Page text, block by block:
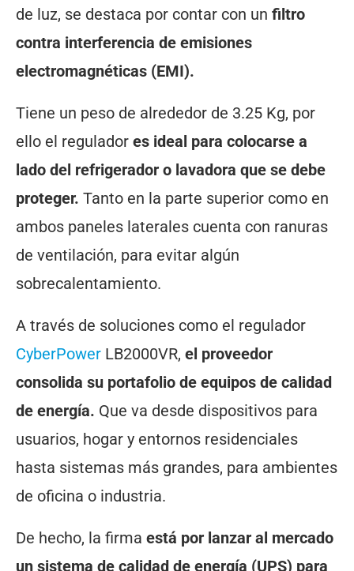
de luz, se destaca por contar con un filtro
contra interferencia de emisiones
electromagnéticas (EMI).
Tiene un peso de alrededor de 3.25 Kg, por
ello el regulador es ideal para colocarse a
lado del refrigerador o lavadora que se debe
proteger. Tanto en la parte superior como en
ambos paneles laterales cuenta con ranuras
de ventilación, para evitar algún
sobrecalentamiento.
A través de soluciones como el regulador
CyberPower LB2000VR, el proveedor
consolida su portafolio de equipos de calidad
de energía. Que va desde dispositivos para
usuarios, hogar y entornos residenciales
hasta sistemas más grandes, para ambientes
de oficina o industria.
De hecho, la firma está por lanzar al mercado
un sistema de calidad de energía (UPS) para